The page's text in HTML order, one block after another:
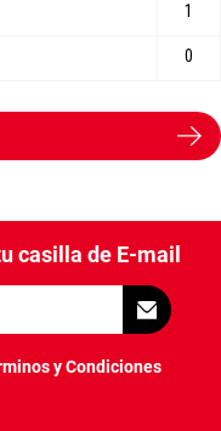
casilla de E-mail
y Condiciones